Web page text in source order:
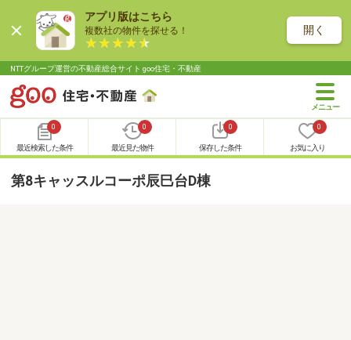
アプリ版はこちら
複数社の物件を探せる！ 開く
NTTグループ運営の不動産総合サイト goo住宅・不動産
0
最近検索した条件
0
最近見た物件
0
保存した条件
0
お気に入り
第8キャッスルコーポ辰巳台D棟